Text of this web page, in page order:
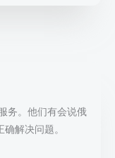
务。他们有会说俄
解决问题。